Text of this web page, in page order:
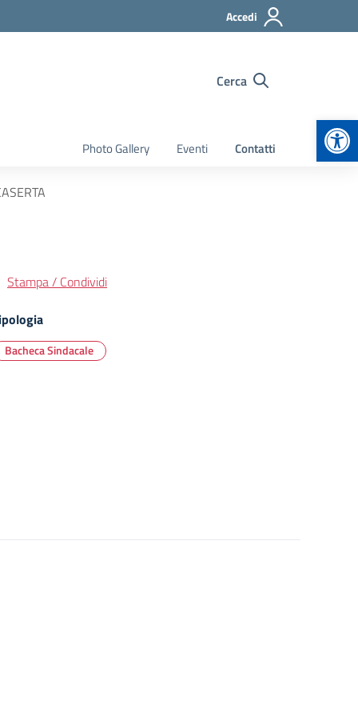
Accedi
Cerca
Photo Gallery Eventi Contatti
Stampa / Condividi
Bacheca Sindacale